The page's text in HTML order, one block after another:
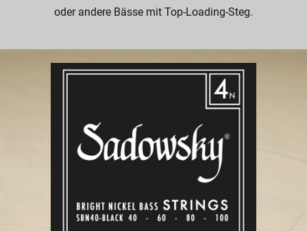
oder andere Bässe mit Top-Loading-Steg.